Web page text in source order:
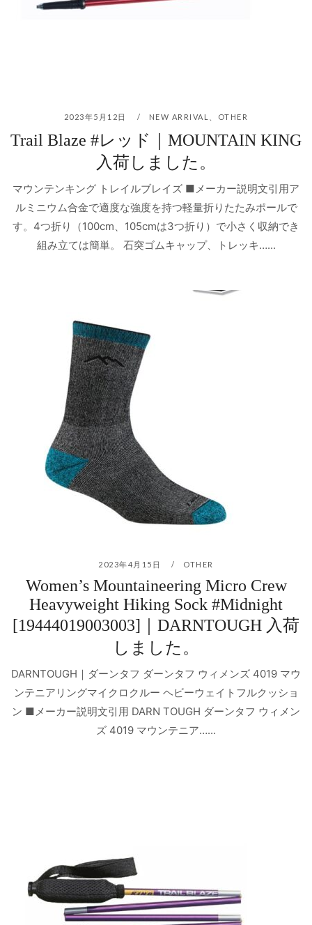
2023年5月12日 NEW ARRIVAL OTHER
Trail Blaze #レッド｜MOUNTAIN KING
入荷しました。
マウンテンキング トレイルブレイズ ■メーカー説明文引用ア
ルミニウム合金で適度な強度を持つ軽量折りたたみポールで
す。4つ折り（100cm、105cmは3つ折り）で小さく収納でき
組み立ては簡単。 石突ゴムキャップ、トレッキ…...
2023年4月15日 OTHER
Women’s Mountaineering Micro Crew
Heavyweight Hiking Sock #Midnight
[19444019003003]｜DARNTOUGH 入荷
しました。
DARNTOUGH｜ダーンタフ ダーンタフ ウィメンズ 4019 マウ
ンテニアリングマイクロクルー ヘビーウェイトフルクッショ
ン ■メーカー説明文引用 DARN TOUGH ダーンタフ ウィメン
ズ 4019 マウンテニア…...